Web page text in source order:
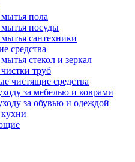
пола
мытья посуды
сантехники
средства
стекол и зеркал
труб
чистящие средства
за мебелью и коврами
за обувью и одеждой